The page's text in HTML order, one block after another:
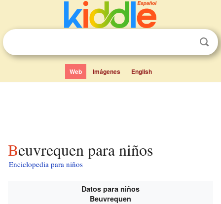
Web Imágenes English
Beuvrequen para niños
Enciclopedia para niños
Datos para niños
Beuvrequen